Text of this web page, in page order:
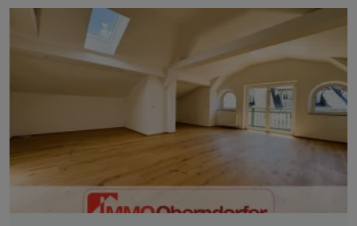
Zugriff auf Informationen auf einem Endgerät.
und der Performance von Inhalten,
Liste der Partner (Lieferanten)